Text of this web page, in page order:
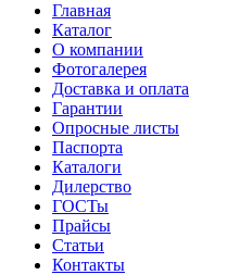
Главная
Каталог
О компании
Фотогалерея
Доставка и оплата
Гарантии
Опросные листы
Паспорта
Каталоги
Дилерство
ГОСТы
Прайсы
Статьи
Контакты